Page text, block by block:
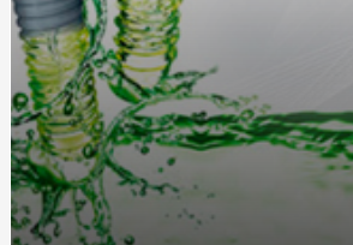
Как выбрать идеальную чашу, колбу и
кальяна?
Греющий кабель для водостока:
обледенения и замерзания
Дождевики для спортсменов:
активного отдыха от интернет-
Комфорт»